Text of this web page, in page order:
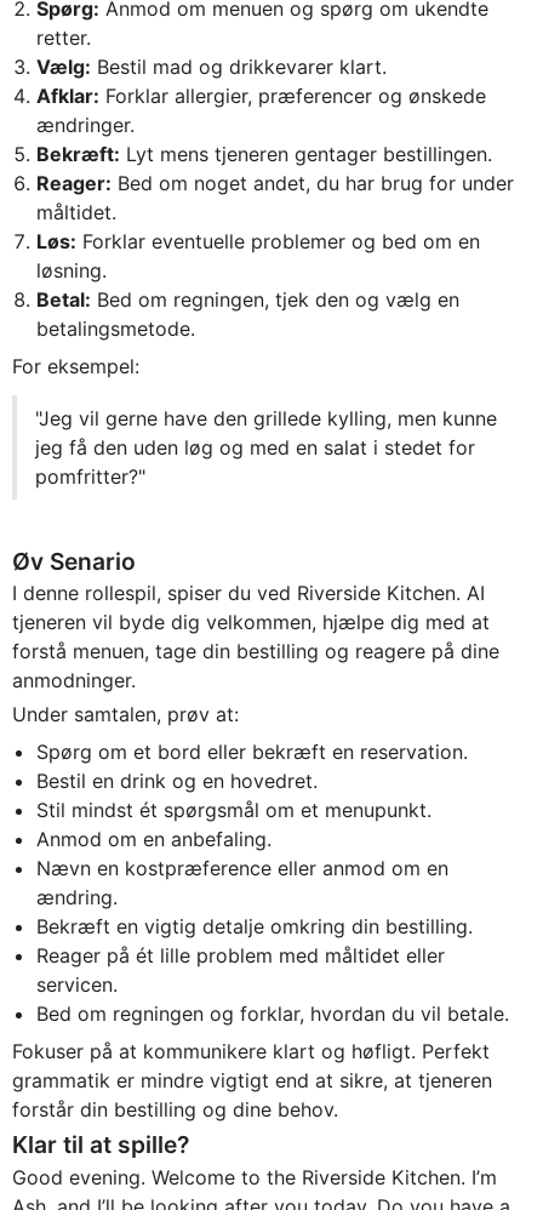
Spørg: Anmod om menuen og spørg om ukendte
retter.
Vælg: Bestil mad og drikkevarer klart.
Afklar: Forklar allergier, præferencer og ønskede
ændringer.
Bekræft: Lyt mens tjeneren gentager bestillingen.
Reager: Bed om noget andet, du har brug for under
måltidet.
Løs: Forklar eventuelle problemer og bed om en
løsning.
Betal: Bed om regningen, tjek den og vælg en
betalingsmetode.
For eksempel:
"Jeg vil gerne have den grillede kylling, men kunne
jeg få den uden løg og med en salat i stedet for
pomfritter?"
Øv Senario
I denne rollespil, spiser du ved Riverside Kitchen. AI
tjeneren vil byde dig velkommen, hjælpe dig med at
forstå menuen, tage din bestilling og reagere på dine
anmodninger.
Under samtalen, prøv at:
Spørg om et bord eller bekræft en reservation.
Bestil en drink og en hovedret.
Stil mindst ét spørgsmål om et menupunkt.
Anmod om en anbefaling.
Nævn en kostpræference eller anmod om en
ændring.
Bekræft en vigtig detalje omkring din bestilling.
Reager på ét lille problem med måltidet eller
servicen.
Bed om regningen og forklar, hvordan du vil betale.
Fokuser på at kommunikere klart og høfligt. Perfekt
grammatik er mindre vigtigt end at sikre, at tjeneren
forstår din bestilling og dine behov.
Klar til at spille?
Good evening. Welcome to the Riverside Kitchen. I’m